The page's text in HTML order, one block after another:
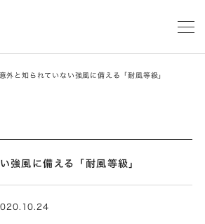
メ
意外と知られていない強風に備える「耐風等級」
強風に備える「耐風等級」